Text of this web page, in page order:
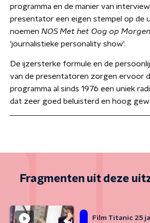
programma en de manier van
presentator een eigen stempel op de
noemen NOS Met het Oog op Morgen
'journalistieke personality show'.
De ijzersterke formule en de
van de presentatoren zorgen ervoor
programma al sinds 1976 een uniek
dat zeer goed beluisterd en hoog
Fragmenten uit deze
Film Titanic 25